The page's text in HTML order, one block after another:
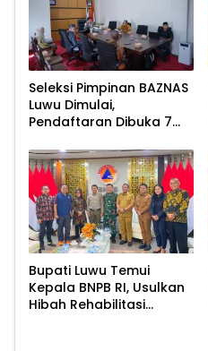
Seleksi Pimpinan BAZNAS
Luwu Dimulai,
Pendaftaran Dibuka 7
Bupati Luwu Temui
Kepala BNPB RI, Usulkan
Hibah Rehabilitasi